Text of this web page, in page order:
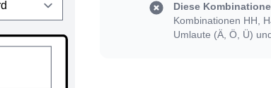
Diese
Kombinationen HH,
Umlaute (Ä, Ö, Ü)